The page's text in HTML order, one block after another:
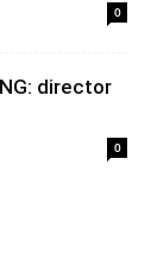
0
director
0